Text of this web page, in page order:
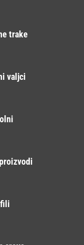
trake
valjci